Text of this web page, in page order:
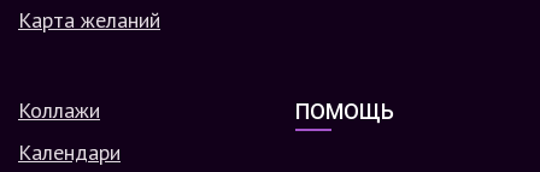
Карта желаний
Коллажи
Календари
ПОМОЩЬ